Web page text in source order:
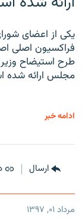
یکی از اعضای
فراکسیون اصلی
مجلس ارائه شده
ادامه خبر
ارسال
مرداد ۰۱, ۱۳۹۷